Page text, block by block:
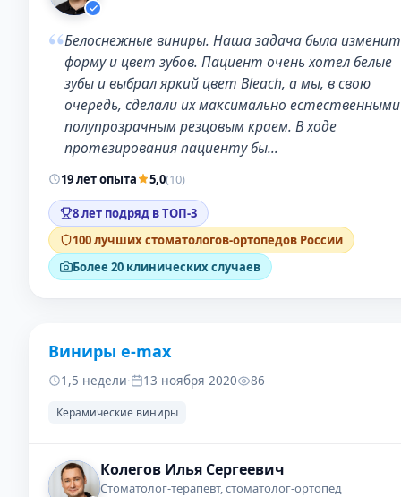
“Белоснежные виниры. Наша задача была
форму и цвет зубов. Пациент очень хотел белые
зубы и выбрал яркий цвет Bleach, а мы, в свою
очередь, сделали их максимально
полупрозрачным резцовым краем. В ходе
протезирования пациенту бы…
19 лет опыта 5,0(10)
8 лет подряд в ТОП-3
100 лучших стоматологов-ортопедов России
Более 20 клинических случаев
ДО
Виниры e-max
1,5 недели· 13 ноября 2020 86
Керамические виниры
Колегов Илья Сергеевич
Стоматолог-терапевт, стоматолог-ортопед